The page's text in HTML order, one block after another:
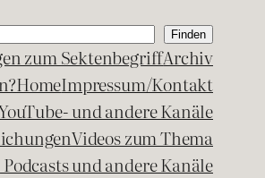
Finden
zum SektenbegriffArchiv
HomeImpressum/Kontakt
und andere Kanäle
Videos zum Thema
und andere Kanäle